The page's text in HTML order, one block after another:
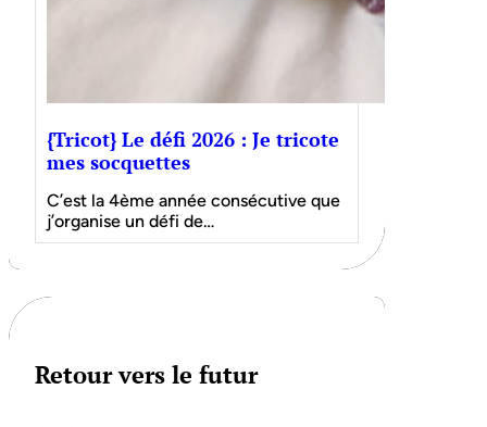
{Tricot} Le défi 2026 : Je tricote
mes socquettes
C’est la 4ème année consécutive que
j’organise un défi de…
Retour vers le futur